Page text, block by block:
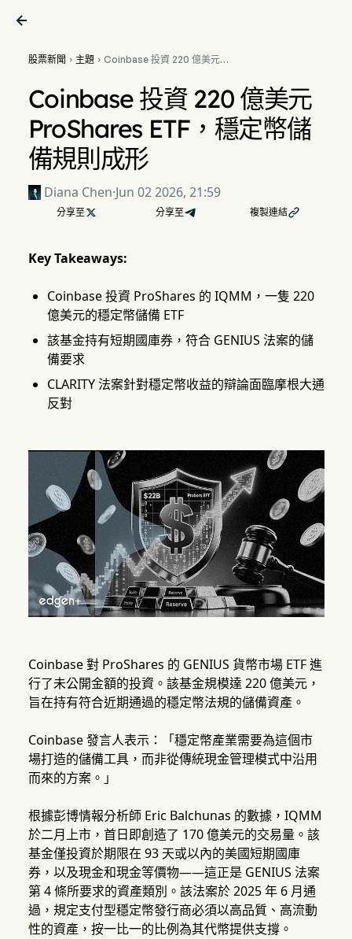

股票新聞  主題 Coinbase 投資 220 億美元
Coinbase 投資 220 億美元
ProShares ETF，穩定幣儲
備規則成形
Diana Chen·Jun 02 2026, 21:59
分享至  分享至 複製連結
Key Takeaways:
Coinbase 投資 ProShares 的 IQMM，一隻 220
億美元的穩定幣儲備 ETF
該基金持有短期國庫券，符合 GENIUS 法案的儲
備要求
CLARITY 法案針對穩定幣收益的辯論面臨摩根大通
反對
Coinbase 對 ProShares 的 GENIUS 貨幣市場 ETF 進
行了未公開金額的投資。該基金規模達 220 億美元，
旨在持有符合近期通過的穩定幣法規的儲備資產。
Coinbase 發言人表示：「穩定幣產業需要為這個市
場打造的儲備工具，而非從傳統現金管理模式中沿用
而來的方案。」
根據彭博情報分析師 Eric Balchunas 的數據，IQMM
於二月上市，首日即創造了 170 億美元的交易量。該
基金僅投資於期限在 93 天或以內的美國短期國庫
券，以及現金和現金等價物——這正是 GENIUS 法案
第 4 條所要求的資產類別。該法案於 2025 年 6 月通
過，規定支付型穩定幣發行商必須以高品質、高流動
性的資產，按一比一的比例為其代幣提供支撐。